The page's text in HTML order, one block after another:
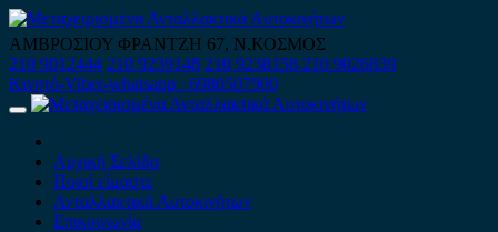
Skip
to
content
ΑΜΒΡΟΣΙΟΥ ΦΡΑΝΤΖΗ 67, Ν.ΚΟΣΜΟΣ
210 9012444 210 9239148 210 9238158 210 9026839
Κινητό-Viber-whatsapp : 6980507900
Primary
Αρχική Σελίδα
Ποιοί είμαστε
Ανταλλακτικά Αυτοκινήτων
Επικοινωνία